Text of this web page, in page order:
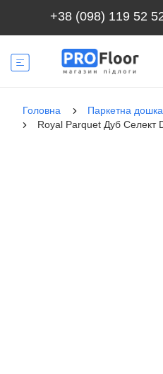
+38 (098) 119 52
Головна
Паркетна дошка
Royal Parquet Дуб Селект